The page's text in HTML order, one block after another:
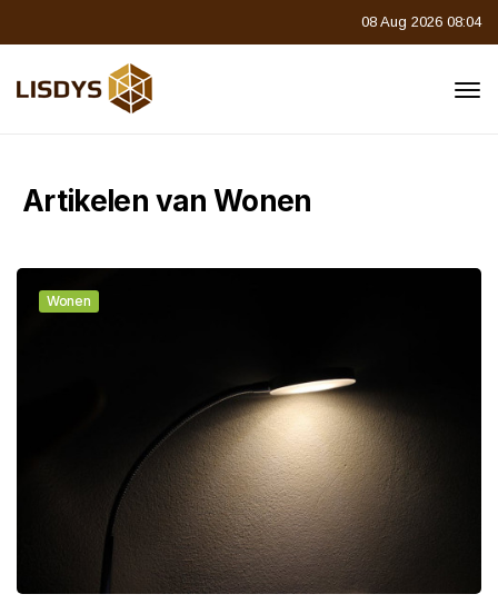
08 Aug 2026 08:04
Artikelen van Wonen
Wonen